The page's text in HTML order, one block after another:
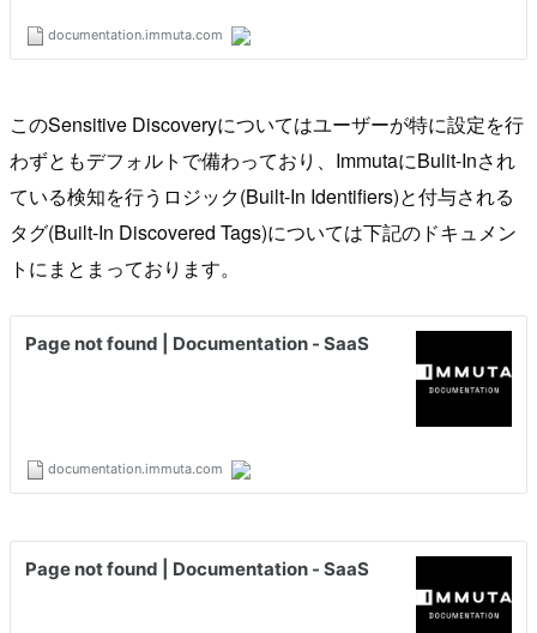
このSensitive Discoveryについてはユーザーが特に設定を行
わずともデフォルトで備わっており、ImmutaにBulit-Inされ
ている検知を行うロジック(Built-In Identifiers)と付与される
タグ(Built-In Discovered Tags)については下記のドキュメン
トにまとまっております。